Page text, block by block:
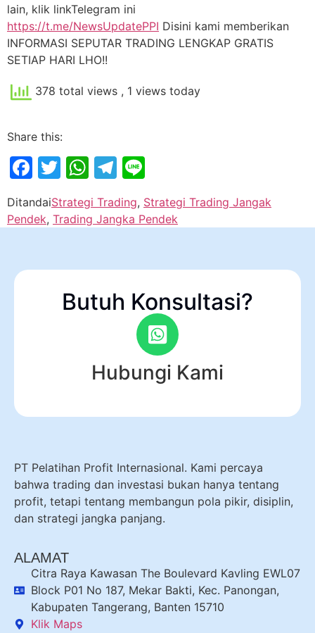
lain, klik linkTelegram ini
https://t.me/NewsUpdatePPI Disini kami memberikan
INFORMASI SEPUTAR TRADING LENGKAP GRATIS
SETIAP HARI LHO!!
378 total views , 1 views today
Share this:
Facebook
Twitter
WhatsApp
Telegram
DitandaiStrategi Trading, Strategi Trading Jangak
Pendek, Trading Jangka Pendek
Butuh Konsultasi?
Hubungi Kami
PT Pelatihan Profit Internasional. Kami percaya
bahwa trading dan investasi bukan hanya tentang
profit, tetapi tentang membangun pola pikir, disiplin,
dan strategi jangka panjang.
ALAMAT
Citra Raya Kawasan The Boulevard Kavling EWL07
Block P01 No 187, Mekar Bakti, Kec. Panongan,
Kabupaten Tangerang, Banten 15710
Klik Maps